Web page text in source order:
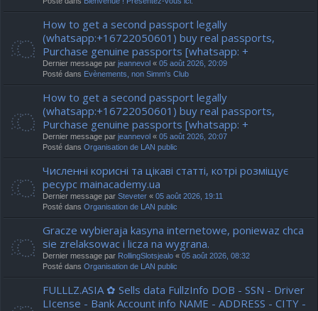
How to get a second passport legally
(whatsapp:+16722050601) buy real passports,
Purchase genuine passports [whatsapp: +
Dernier message par jeannevol « 05 août 2026, 20:09
Posté dans Evènements, non Simm's Club
How to get a second passport legally
(whatsapp:+16722050601) buy real passports,
Purchase genuine passports [whatsapp: +
Dernier message par jeannevol « 05 août 2026, 20:07
Posté dans Organisation de LAN public
Численні корисні та цікаві статті, котрі розміщує
ресурс mainacademy.ua
Dernier message par Steveter « 05 août 2026, 19:11
Posté dans Organisation de LAN public
Gracze wybieraja kasyna internetowe, poniewaz chca
sie zrelaksowac i licza na wygrana.
Dernier message par RollingSlotsjealo « 05 août 2026, 08:32
Posté dans Organisation de LAN public
FULLLZ.ASIA ✿ Sells data FullzInfo DOB - SSN - Driver
LIcense - Bank Account info NAME - ADDRESS - CITY -